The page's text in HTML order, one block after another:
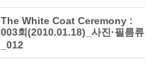
The White Coat Ceremony :
003회(2010.01.18)_사진·필름류
_012